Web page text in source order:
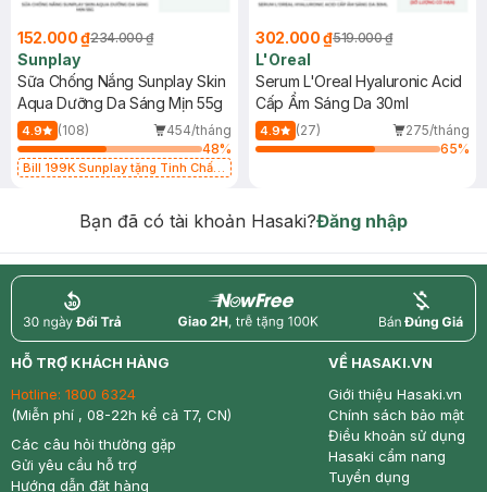
152.000 ₫234.000 ₫
Sunplay
Sữa Chống Nắng Sunplay Skin
Aqua Dưỡng Da Sáng Mịn 55g
4.9 (108)
454/tháng
48%
Bill 199K Sunplay tặng Tinh Chất
302.000 ₫519.000 ₫
L'Oreal
Serum L'Oreal Hyaluronic Acid
Cấp Ẩm Sáng Da 30ml
4.9 (27)
275/tháng
65%
Bạn đã có tài khoản Hasaki?Đăng nhập
return nowfree price
HỖ TRỢ KHÁCH HÀNG
Hotline: 1800 6324
(Miễn phí , 08-22h kể cả T7, CN)
Các câu hỏi thường gặp
Gửi yêu cầu hỗ trợ
Hướng dẫn đặt hàng
VỀ HASAKI.VN
Giới thiệu Hasaki.vn
Chính sách bảo mật
Điều khoản sử dụng
Hasaki cẩm nang
Tuyển dụng